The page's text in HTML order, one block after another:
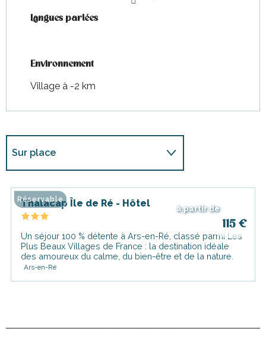
Langues parlées
Langues parlées
Environnement
Environnement
Village à -2 km
Sur place
En lien avec
à partir de
115 €
Thalacap Île de Ré - Hôtel
Un séjour 100 % détente à Ars-en-Ré, classé parmi Les
Plus Beaux Villages de France : la destination idéale
des amoureux du calme, du bien-être et de la nature.
Ars-en-Ré
Réservable